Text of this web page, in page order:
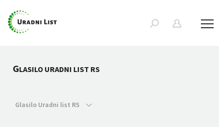
GLASILO URADNI LIST RS
Glasilo Uradni list RS